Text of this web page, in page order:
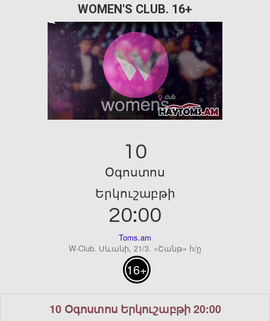
WOMEN'S CLUB. 16+
10
Օգոստոս
Երկուշաբթի
20:00
Toms.am
W-Club. Սևանի, 21/3. «Շանթ» հ/ը
16+
10 Օգոստոս Երկուշաբթի 20:00